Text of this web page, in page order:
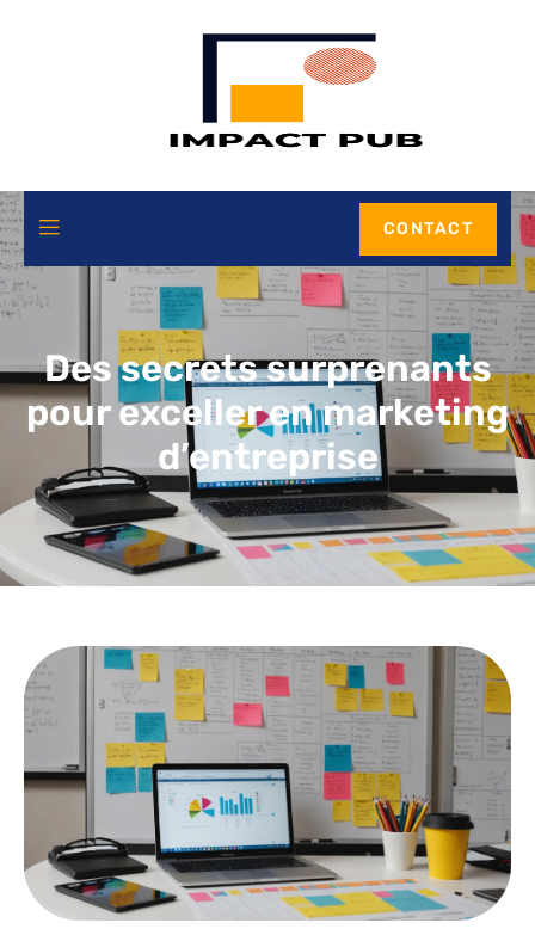
CONTACT
Des secrets surprenants
pour exceller en marketing
d’entreprise